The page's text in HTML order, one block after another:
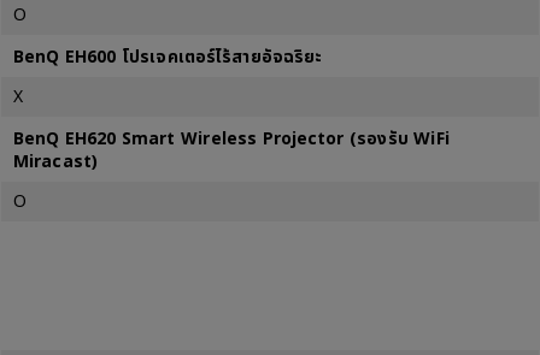
O
BenQ EH600 โปรเจคเตอร์ไร้สายอัจฉริยะ
X
BenQ EH620 Smart Wireless Projector (รองรับ WiFi
Miracast)
O